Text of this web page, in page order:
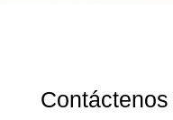
Contáctenos